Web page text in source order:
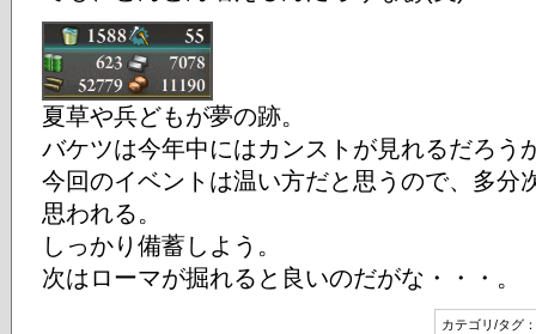
夏草や兵どもが夢の跡。
バケツは今年中にはカンストが見れるだろう
今回のイベントは温い方だと思うので、多分
思われる。
しっかり備蓄しよう。
次はローマが掘れると良いのだがな・・・。
カテゴリ/タグ：